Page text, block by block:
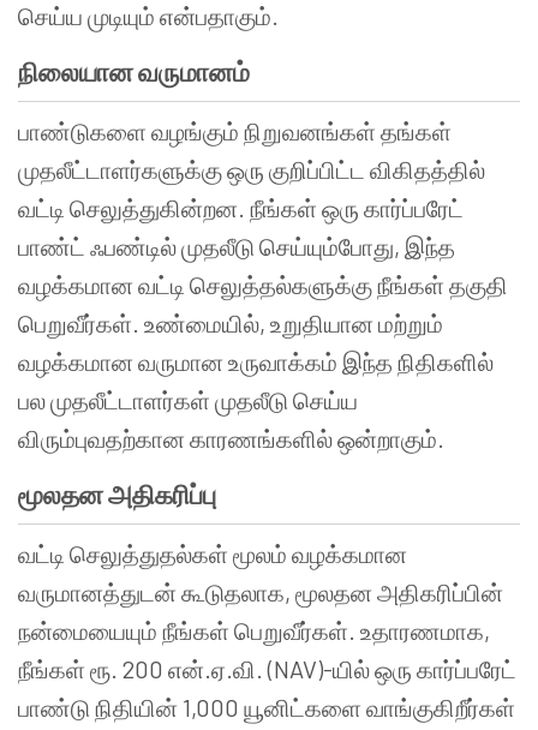
செய்ய முடியும் என்பதாகும்.
நிலையான வருமானம்
பாண்டுகளை வழங்கும் நிறுவனங்கள் தங்கள்
முதலீட்டாளர்களுக்கு ஒரு குறிப்பிட்ட விகிதத்தில்
வட்டி செலுத்துகின்றன. நீங்கள் ஒரு கார்ப்பரேட்
பாண்ட் ஃபண்டில் முதலீடு செய்யும்போது, இந்த
வழக்கமான வட்டி செலுத்தல்களுக்கு நீங்கள் தகுதி
பெறுவீர்கள். உண்மையில், உறுதியான மற்றும்
வழக்கமான வருமான உருவாக்கம் இந்த நிதிகளில்
பல முதலீட்டாளர்கள் முதலீடு செய்ய
விரும்புவதற்கான காரணங்களில் ஒன்றாகும்.
மூலதன அதிகரிப்பு
வட்டி செலுத்துதல்கள் மூலம் வழக்கமான
வருமானத்துடன் கூடுதலாக, மூலதன அதிகரிப்பின்
நன்மையையும் நீங்கள் பெறுவீர்கள். உதாரணமாக,
நீங்கள் ரூ. 200 என்.ஏ.வி. (NAV)-யில் ஒரு கார்ப்பரேட்
பாண்டு நிதியின் 1,000 யூனிட்களை வாங்குகிறீர்கள்